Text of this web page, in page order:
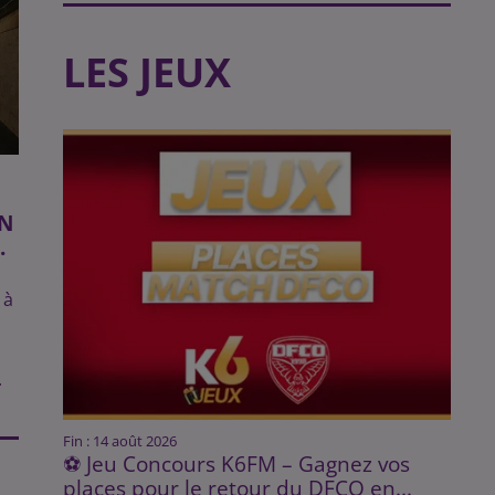
LES JEUX
Fin : 14 août 2026
⚽ Jeu Concours K6FM – Gagnez vos
places pour le retour du DFCO en...